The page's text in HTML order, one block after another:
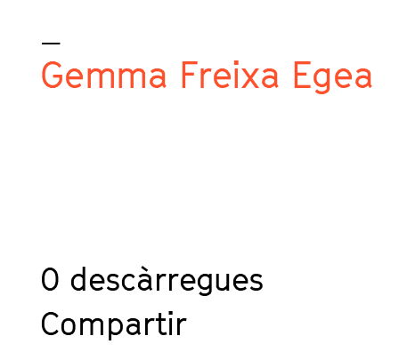
_
Gemma Freixa Egea
0 descàrregues
Compartir